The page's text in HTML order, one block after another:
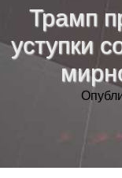
Трамп
уступки
Тренды
Рубрики»
Контакт»